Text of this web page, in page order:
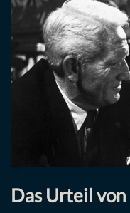
Das Urteil